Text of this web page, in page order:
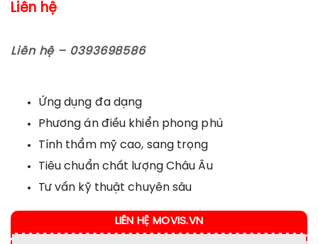
Liên hệ
Liên hệ – 0393698586
Ứng dụng đa dạng
Phương án điều khiển phong phú
Tính thẩm mỹ cao, sang trọng
Tiêu chuẩn chất lượng Châu Âu
Tư vấn kỹ thuật chuyên sâu
LIÊN HỆ MOVIS.VN